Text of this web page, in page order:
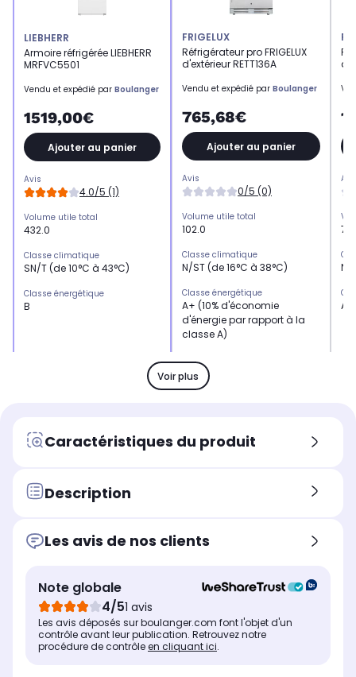
LIEBHERR
Armoire réfrigérée LIEBHERR
MRFVC5501
Vendu et expédié par Boulanger
1519,00€
Ajouter au panier
Avis
4.0/5 (1)
Volume utile total
432.0
Classe climatique
SN/T (de 10°C à 43°C)
Classe énergétique
B
FRIGELUX
Réfrigérateur pro FRIGELUX
d'extérieur RETT136A
Vendu et expédié par Boulanger
765,68€
Ajouter au panier
Avis
0/5 (0)
Volume utile total
102.0
Classe climatique
N/ST (de 16°C à 38°C)
Classe énergétique
A+ (10% d'économie
d'énergie par rapport à la
classe A)
L x H x P
59.5 x 82 x 57.5 cm
N/
A
Voir plus
Caractéristiques du produit
Description
Les avis de nos clients
Note globale
4/51 avis
Les avis déposés sur boulanger.com font l'objet d'un
contrôle avant leur publication. Retrouvez notre
procédure de contrôleen cliquant ici.